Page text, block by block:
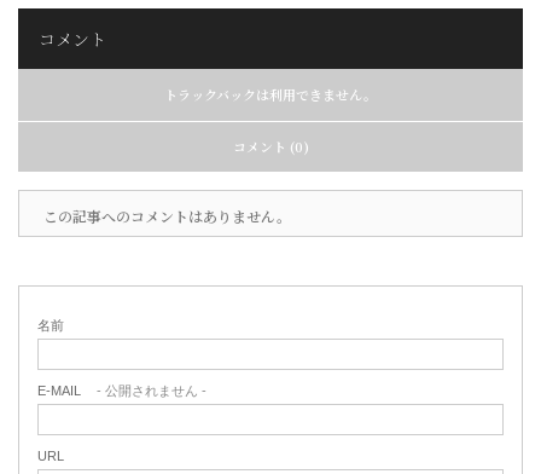
コメント
トラックバックは利用できません。
コメント (0)
この記事へのコメントはありません。
名前
E-MAIL - 公開されません -
URL